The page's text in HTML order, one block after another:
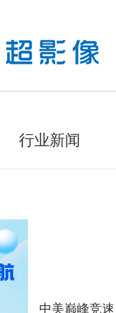
行业新闻
中美巅峰竞